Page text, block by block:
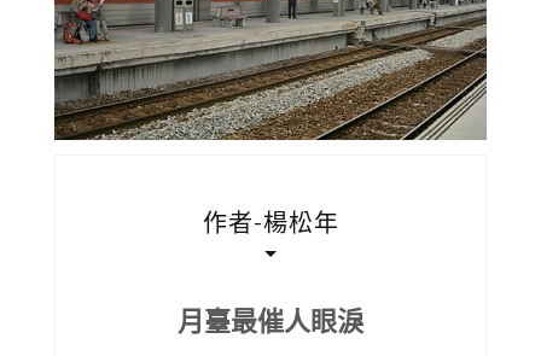
作者-楊松年
月臺最催人眼淚